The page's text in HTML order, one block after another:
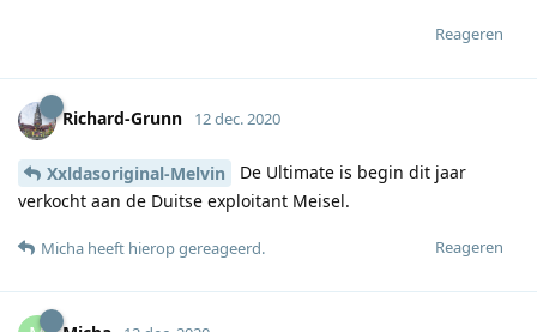
Reageren
Richard-Grunn 12 dec. 2020
Xxldasoriginal-Melvin
De Ultimate is begin dit jaar
verkocht aan de Duitse exploitant Meisel.
Reageren
Micha heeft hierop gereageerd.